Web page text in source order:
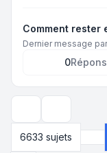
Comment rester
Dernier message
0
6633 sujets